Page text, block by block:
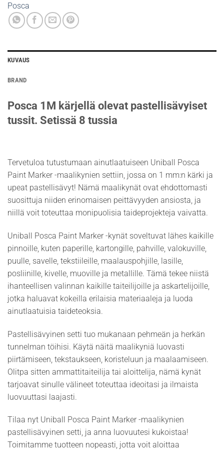
Posca
KUVAUS
BRAND
Posca 1M kärjellä olevat pastellisävyiset
tussit. Setissä 8 tussia
Tervetuloa tutustumaan ainutlaatuiseen Uniball Posca
Paint Marker -maalikynien settiin, jossa on 1 mm:n kärki ja
upeat pastellisävyt! Nämä maalikynät ovat ehdottomasti
suosittuja niiden erinomaisen peittävyyden ansiosta, ja
niillä voit toteuttaa monipuolisia taideprojekteja vaivatta.
Uniball Posca Paint Marker -kynät soveltuvat lähes kaikille
pinnoille, kuten paperille, kartongille, pahville, valokuville,
puulle, savelle, tekstiileille, maalauspohjille, lasille,
posliinille, kivelle, muoville ja metallille. Tämä tekee niistä
ihanteellisen valinnan kaikille taiteilijoille ja askartelijoille,
jotka haluavat kokeilla erilaisia materiaaleja ja luoda
ainutlaatuisia taideteoksia.
Pastellisävyinen setti tuo mukanaan pehmeän ja herkän
tunnelman töihisi. Käytä näitä maalikyniä luovasti
piirtämiseen, tekstaukseen, koristeluun ja maalaamiseen.
Olitpa sitten ammattitaiteilija tai aloittelija, nämä kynät
tarjoavat sinulle välineet toteuttaa ideoitasi ja ilmaista
luovuuttasi laajasti.
Tilaa nyt Uniball Posca Paint Marker -maalikynien
pastellisävyinen setti, ja anna luovuutesi kukoistaa!
Toimitamme tuotteen nopeasti, jotta voit aloittaa